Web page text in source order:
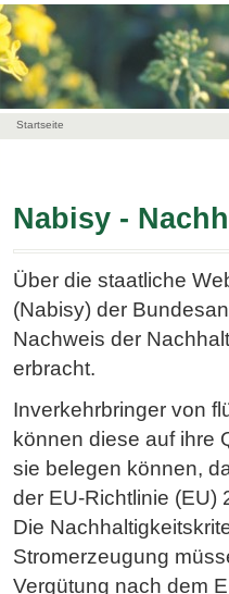
Startseite
Nabisy -
Über die staatliche
(Nabisy) der
Nachweis der
erbracht.
Inverkehrbringer von
können diese auf ihre
sie belegen können,
der EU-Richtlinie (EU)
Die
Stromerzeugung
Vergütung nach dem